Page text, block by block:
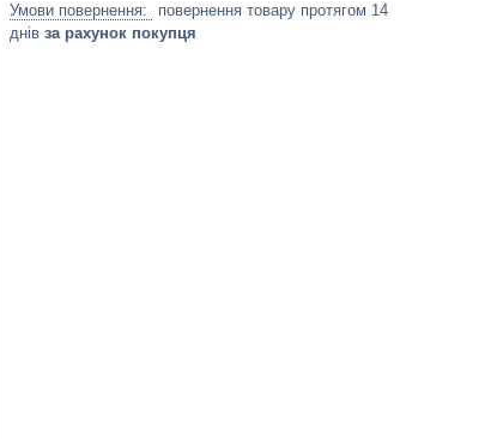
повернення товару протягом 14
днів за рахунок покупця